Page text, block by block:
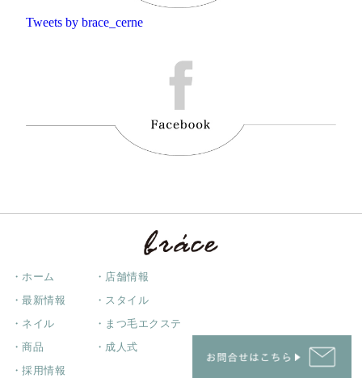
Tweets by brace_cerne
・ホーム ・店舗情報
・最新情報 ・スタイル
・ネイル ・まつ毛エクステ
・商品 ・成人式
・採用情報